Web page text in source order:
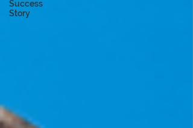
Success
Story